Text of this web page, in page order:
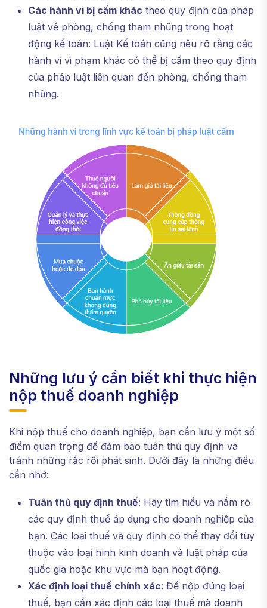
Các hành vi bị cấm khác theo quy định của pháp
luật về phòng, chống tham nhũng trong hoạt
động kế toán: Luật Kế toán cũng nêu rõ rằng các
hành vi vi phạm khác có thể bị cấm theo quy định
của pháp luật liên quan đến phòng, chống tham
nhũng.
Những lưu ý cần biết khi thực hiện
nộp thuế doanh nghiệp
Khi nộp thuế cho doanh nghiệp, bạn cần lưu ý một số
điểm quan trọng để đảm bảo tuân thủ quy định và
tránh những rắc rối phát sinh. Dưới đây là những điều
cần nhớ:
Tuân thủ quy định thuế: Hãy tìm hiểu và nắm rõ
các quy định thuế áp dụng cho doanh nghiệp của
bạn. Các loại thuế và quy định có thể thay đổi tùy
thuộc vào loại hình kinh doanh và luật pháp của
quốc gia hoặc khu vực mà bạn hoạt động.
Xác định loại thuế chính xác: Để nộp đúng loại
thuế, bạn cần xác định các loại thuế mà doanh